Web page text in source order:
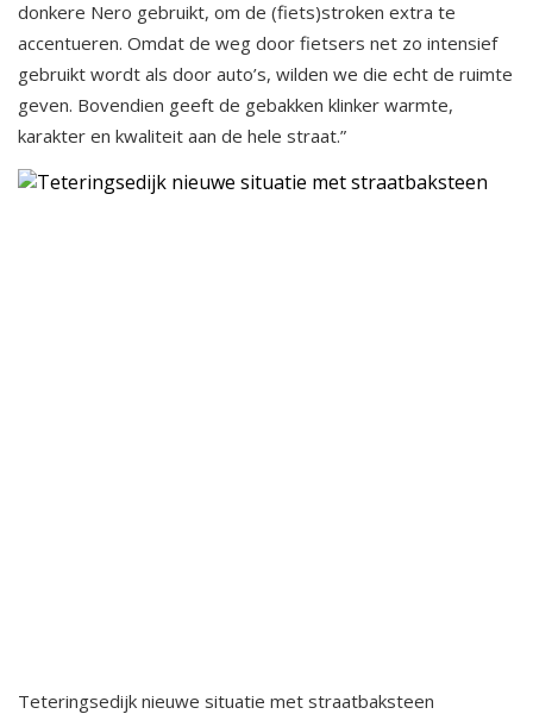
donkere Nero gebruikt, om de (fiets)stroken extra te
accentueren. Omdat de weg door fietsers net zo intensief
gebruikt wordt als door auto’s, wilden we die echt de ruimte
geven. Bovendien geeft de gebakken klinker warmte,
karakter en kwaliteit aan de hele straat.”
Teteringsedijk nieuwe situatie met straatbaksteen